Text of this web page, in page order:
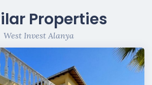
Properties
West Invest Alanya